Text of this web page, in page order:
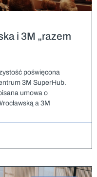
i 3M „razem
poświęcona
3M SuperHub.
umowa o
a 3M